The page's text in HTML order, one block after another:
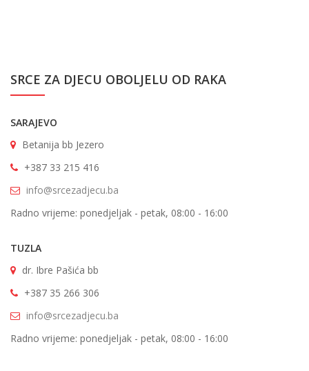
SRCE ZA DJECU OBOLJELU OD RAKA
SARAJEVO
Betanija bb Jezero
+387 33 215 416
info@srcezadjecu.ba
Radno vrijeme: ponedjeljak - petak, 08:00 - 16:00
TUZLA
dr. Ibre Pašića bb
+387 35 266 306
info@srcezadjecu.ba
Radno vrijeme: ponedjeljak - petak, 08:00 - 16:00